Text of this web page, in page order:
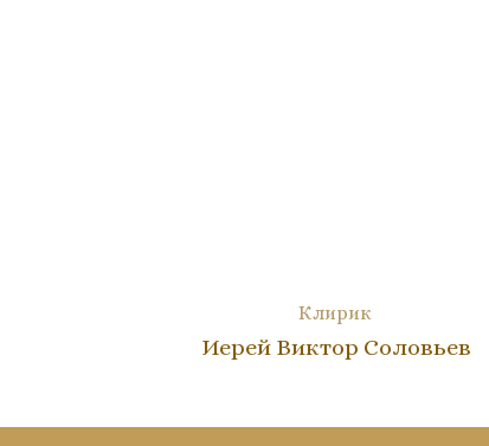
Клирик
Иерей Виктор Соловьев